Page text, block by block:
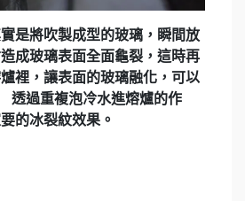
是將吹製成型的玻璃，瞬間放
成玻璃表面全面龜裂，這時再
裡，讓表面的玻璃融化，可以
透過重複泡冷水進熔爐的作
的冰裂紋效果。